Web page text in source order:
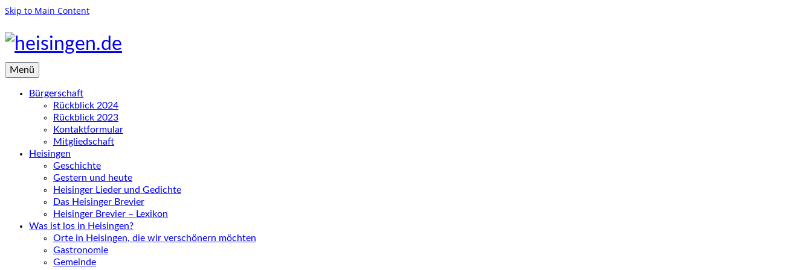
Skip to Main Content
Menü
Bürgerschaft
Rückblick 2024
Rückblick 2023
Kontaktformular
Mitgliedschaft
Heisingen
Geschichte
Gestern und heute
Heisinger Lieder und Gedichte
Das Heisinger Brevier
Heisinger Brevier – Lexikon
Was ist los in Heisingen?
Orte in Heisingen, die wir verschönern möchten
Gastronomie
Gemeinde